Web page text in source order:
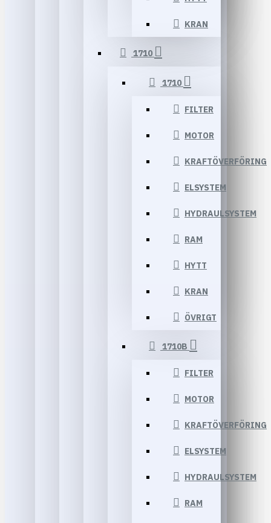
KRAN
1710
1710
FILTER
MOTOR
KRAFTÖVERFÖRING
ELSYSTEM
HYDRAULSYSTEM
RAM
HYTT
KRAN
ÖVRIGT
1710B
FILTER
MOTOR
KRAFTÖVERFÖRING
ELSYSTEM
HYDRAULSYSTEM
RAM